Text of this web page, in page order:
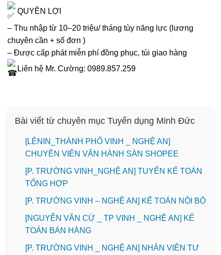
QUYỀN LỢI
– Thu nhập từ 10–20 triệu/ tháng tùy năng lực (lương
chuyên cần + số đơn )
– Được cấp phát miễn phí đồng phục, túi giao hàng
Liên hệ Mr. Cường: 0989.857.259
Bài viết từ chuyên mục Tuyển dụng Minh Đức
️[LÊNIN_THÀNH PHỐ VINH _ NGHỆ AN]
CHUYÊN VIÊN VẬN HÀNH SÀN SHOPEE
[P. TRƯỜNG VINH_NGHỆ AN] TUYỂN KẾ TOÁN
TỔNG HỢP
[P. TRƯỜNG VINH – NGHỆ AN] KẾ TOÁN NỘI BỘ
[NGUYỄN VĂN CỪ _ TP VINH _ NGHỆ AN] KẾ
TOÁN BÁN HÀNG
[P. TRƯỜNG VINH _ NGHỆ AN] NHÂN VIÊN TƯ